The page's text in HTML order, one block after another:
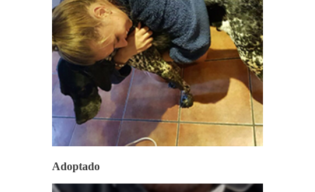
Adoptado